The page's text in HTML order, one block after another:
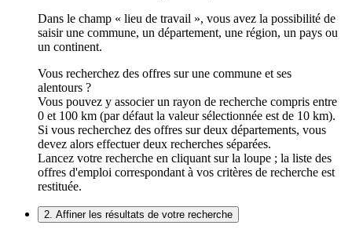
Dans le champ « lieu de travail », vous avez la possibilité de
saisir une commune, un département, une région, un pays ou
un continent.
Vous recherchez des offres sur une commune et ses
alentours ?
Vous pouvez y associer un rayon de recherche compris entre
0 et 100 km (par défaut la valeur sélectionnée est de 10 km).
Si vous recherchez des offres sur deux départements, vous
devez alors effectuer deux recherches séparées.
Lancez votre recherche en cliquant sur la loupe ; la liste des
offres d'emploi correspondant à vos critères de recherche est
restituée.
2. Affiner les résultats de votre recherche